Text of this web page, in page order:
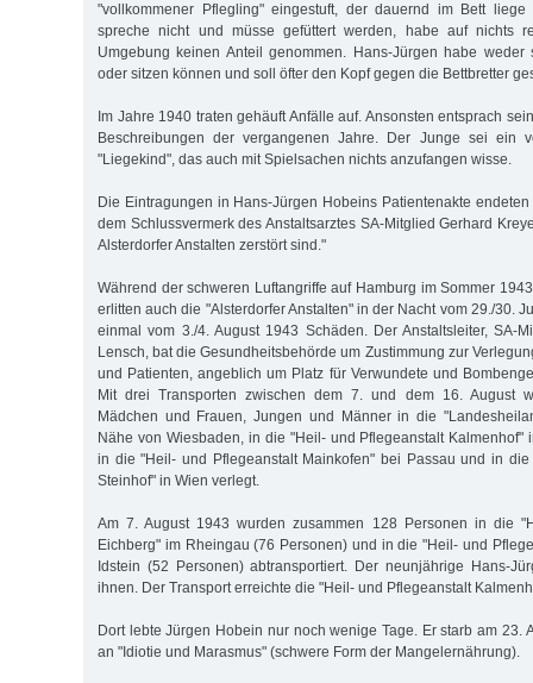
"vollkommener Pflegling" eingestuft, der dauernd im Bett
spreche nicht und müsse gefüttert werden, habe auf nichts
Umgebung keinen Anteil genommen. Hans-Jürgen habe weder
oder sitzen können und soll öfter den Kopf gegen die Bettbretter
Im Jahre 1940 traten gehäuft Anfälle auf. Ansonsten entsprach
Beschreibungen der vergangenen Jahre. Der Junge sei ein
"Liegekind", das auch mit Spielsachen nichts anzufangen wisse.
Die Eintragungen in Hans-Jürgen Hobeins Patientenakte
dem Schlussvermerk des Anstaltsarztes SA-Mitglied Gerhard
Alsterdorfer Anstalten zerstört sind."
Während der schweren Luftangriffe auf Hamburg im Sommer
erlitten auch die "Alsterdorfer Anstalten" in der Nacht vom 29./30.
einmal vom 3./4. August 1943 Schäden. Der Anstaltsleiter, SA-
Lensch, bat die Gesundheitsbehörde um Zustimmung zur
und Patienten, angeblich um Platz für Verwundete und
Mit drei Transporten zwischen dem 7. und dem 16. August
Mädchen und Frauen, Jungen und Männer in die
Nähe von Wiesbaden, in die "Heil- und Pflegeanstalt Kalmenhof"
in die "Heil- und Pflegeanstalt Mainkofen" bei Passau und in die
Steinhof" in Wien verlegt.
Am 7. August 1943 wurden zusammen 128 Personen in die
Eichberg" im Rheingau (76 Personen) und in die "Heil- und
Idstein (52 Personen) abtransportiert. Der neunjährige Hans-
ihnen. Der Transport erreichte die "Heil- und Pflegeanstalt
Dort lebte Jürgen Hobein nur noch wenige Tage. Er starb am 23.
an "Idiotie und Marasmus" (schwere Form der Mangelernährung).